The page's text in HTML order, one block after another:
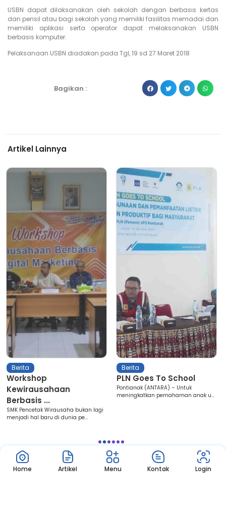
USBN dapat dilaksanakan oleh sekolah dengan berbasis kertas
dan pensil atau bagi sekolah yang memiliki fasilitas memadai dan
memiliki aplikasi serta operator dapat melaksanakan USBN
berbasis komputer.
Pelaksanaan USBN diadakan pada Tgl, 19 sd 27 Maret 2018
Bagikan :
Artikel Lainnya
Berita
Workshop
Kewirausahaan
Berbasis ...
SMK Pencetak Wirausaha bukan lagi
menjadi hal baru di dunia pe...
Berita
PLN Goes To School
Pontianak (ANTARA) – Untuk
meningkatkan pemahaman anak u...
123456
Home Artikel Menu Kontak Login